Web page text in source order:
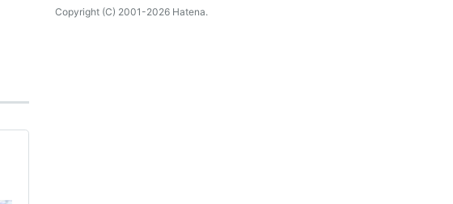
Copyright (C) 2001-2026 Hatena.